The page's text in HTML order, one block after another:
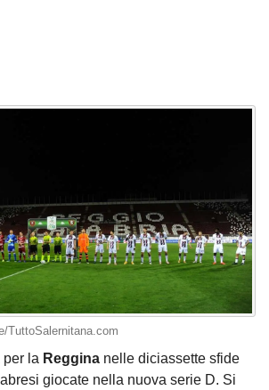
TuttoSalernitana.com
per la Reggina nelle diciassette sfide
giocate nella nuova serie D. Si